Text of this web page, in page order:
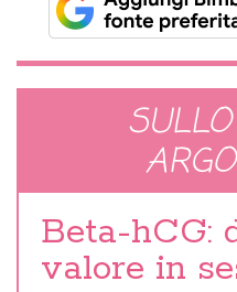
Beta-hCG:
valore in